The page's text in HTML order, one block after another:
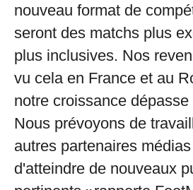
nouveau format de
seront des matchs plus
plus inclusives. Nos
vu cela en France et au
notre croissance
Nous prévoyons de
autres partenaires
d'atteindre de nouveaux